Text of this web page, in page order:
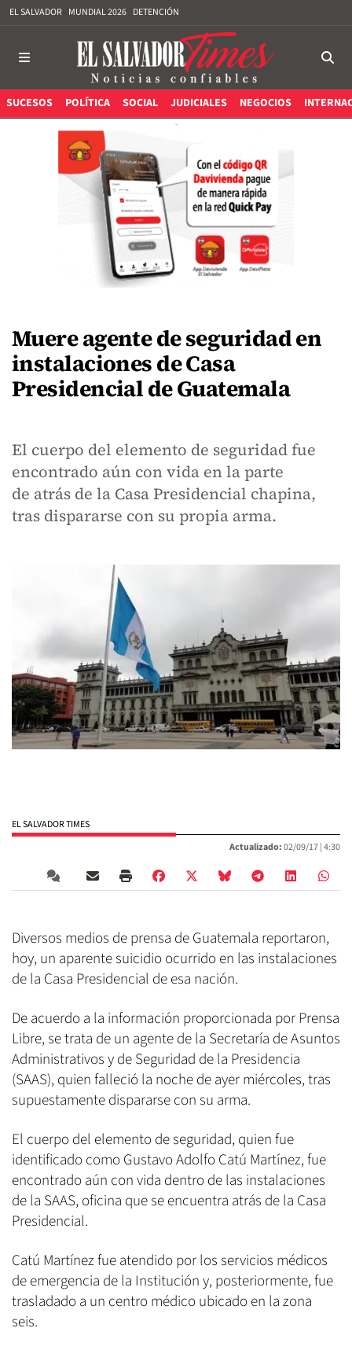
EL SALVADOR MUNDIAL 2026 DETENCIÓN
SUCESOS POLÍTICA SOCIAL JUDICIALES NEGOCIOS
Muere agente de seguridad en
instalaciones de Casa
Presidencial de Guatemala
El cuerpo del elemento de seguridad fue
encontrado aún con vida en la parte
de atrás de la Casa Presidencial chapina,
tras dispararse con su propia arma.
EL SALVADOR TIMES
Actualizado:02/09/17 |4:30
Diversos medios de prensa de Guatemala reportaron,
hoy, un aparente suicidio ocurrido en las instalaciones
de la Casa Presidencial de esa nación.
De acuerdo a la información proporcionada por Prensa
Libre, se trata de un agente de la Secretaría de Asuntos
Administrativos y de Seguridad de la Presidencia
(SAAS), quien falleció la noche de ayer miércoles, tras
supuestamente dispararse con su arma.
El cuerpo del elemento de seguridad, quien fue
identificado como Gustavo Adolfo Catú Martínez, fue
encontrado aún con vida dentro de las instalaciones
de la SAAS, oficina que se encuentra atrás de la Casa
Presidencial.
Catú Martínez fue atendido por los servicios médicos
de emergencia de la Institución y, posteriormente, fue
trasladado a un centro médico ubicado en la zona
seis.